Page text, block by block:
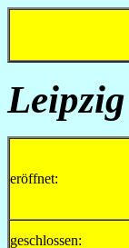
eröffnet:
geschlossen: